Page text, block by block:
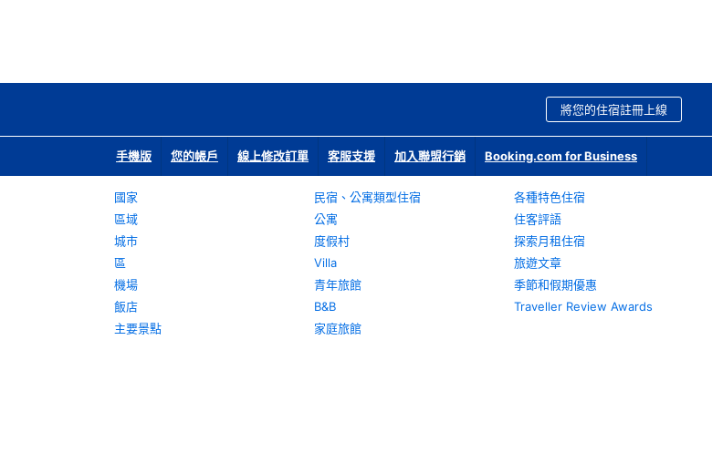
將您的住宿註冊上線
手機版 您的帳戶 線上修改訂單 客服支援 加入聯盟行銷 Booking.com for Business
國家
區域
城市
區
機場
飯店
主要景點
民宿、公寓類型住宿
公寓
度假村
Villa
青年旅館
B&B
家庭旅館
各種特色住宿
住客評語
探索月租住宿
旅遊文章
季節和假期優惠
Traveller Review Awards